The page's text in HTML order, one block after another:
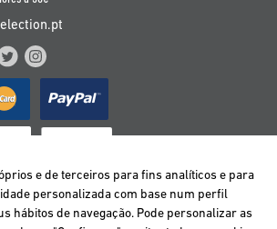
BELGIË / BELGIQUE
e de terceiros para fins analíticos e para
personalizada com base num perfil
hábitos de navegação. Pode personalizar as